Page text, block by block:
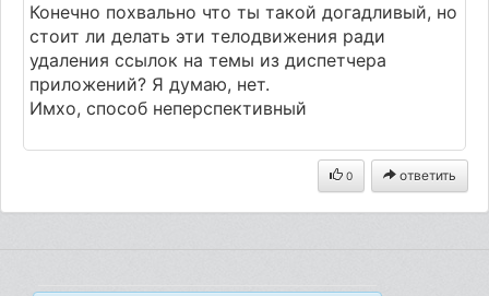
Конечно похвально что ты такой догадливый, но
стоит ли делать эти телодвижения ради
удаления ссылок на темы из диспетчера
приложений? Я думаю, нет.
Имхо, способ неперспективный
0 ответить